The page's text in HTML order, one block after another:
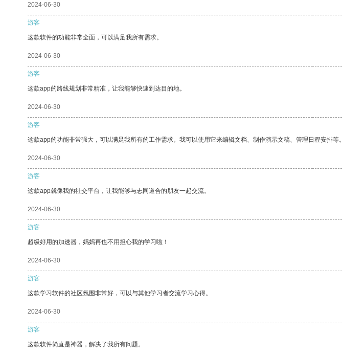
2024-06-30
游客
这款软件的功能非常全面，可以满足我所有需求。
2024-06-30
游客
这款app的路线规划非常精准，让我能够快速到达目的地。
2024-06-30
游客
这款app的功能非常强大，可以满足我所有的工作需求。我可以使用它来编辑文档、制作演示文稿、管理日程安排等。
2024-06-30
游客
这款app就像我的社交平台，让我能够与志同道合的朋友一起交流。
2024-06-30
游客
超级好用的加速器，妈妈再也不用担心我的学习啦！
2024-06-30
游客
这款学习软件的社区氛围非常好，可以与其他学习者交流学习心得。
2024-06-30
游客
这款软件简直是神器，解决了我所有问题。